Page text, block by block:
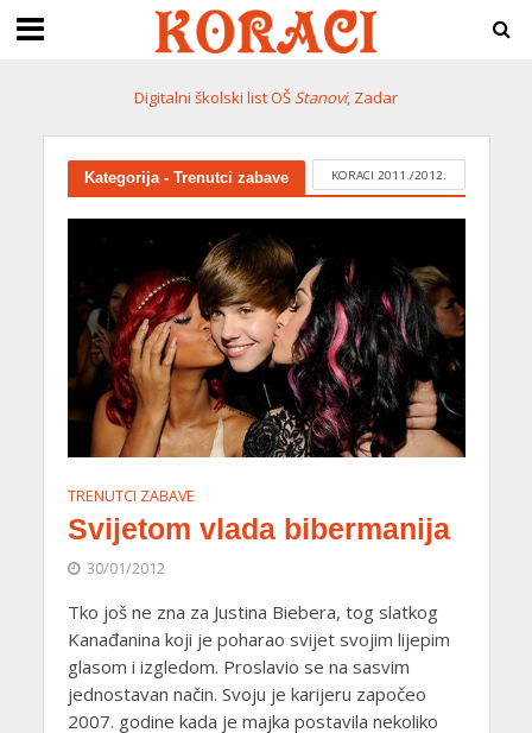
Digitalni školski list OŠStanovi, Zadar
Kategorija - Trenutci zabave KORACI 2011./2012.
TRENUTCI ZABAVE
Svijetom vlada bibermanija
30/01/2012
Tko još ne zna za Justina Biebera, tog slatkog
Kanađanina koji je poharao svijet svojim lijepim
glasom i izgledom. Proslavio se na sasvim
jednostavan način. Svoju je karijeru započeo
2007. godine kada je majka postavila nekoliko